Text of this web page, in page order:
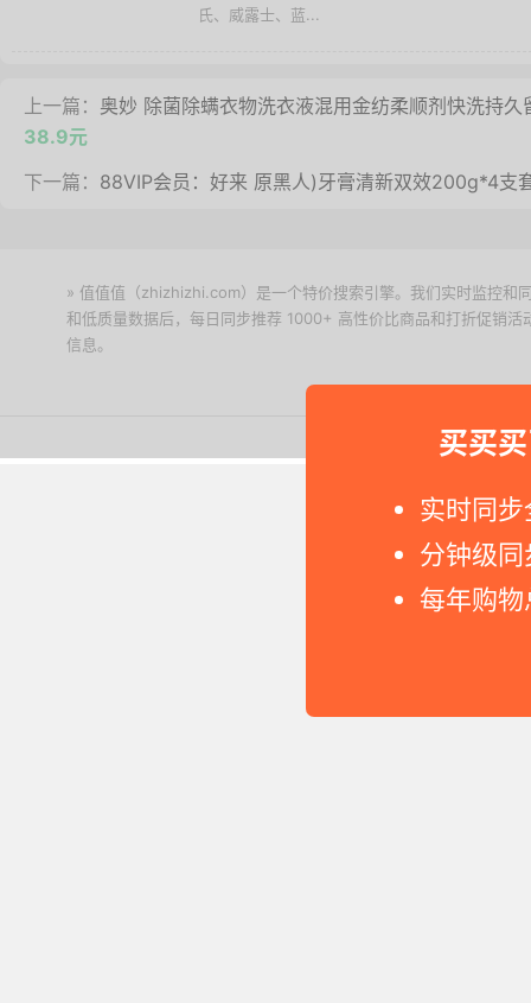
买买
实时同
分钟级
每年购
氏、威露士、蓝...
上一篇： 奥妙 除菌除螨衣物洗衣液混用金纺柔顺剂快洗持
38.9元
下一篇： 88VIP会员：好来 原黑人)牙膏清新双效200g*4支
» 值值值（zhizhizhi.com）是一个特价搜索引擎。我们实时监控和
和低质量数据后，每日同步推荐 1000+ 高性价比商品和打折促销
信息。
Copyright © 2011-2026 网购